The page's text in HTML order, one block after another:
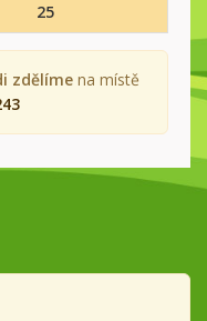
25
zdělíme na místě